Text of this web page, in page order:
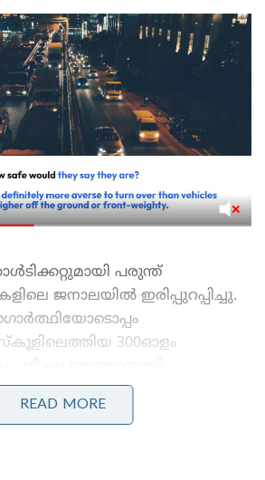
പരുന്ത്
ജനാലയിൽ ഇരിപ്പുറപ്പിച്ചു.
300ഓളം
കൂട്ടിയെങ്കിലും പരുന്തിന് ഒരു
കൊത്തിപിടിച്ച്
READ MORE